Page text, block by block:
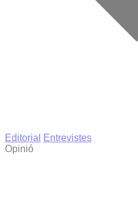
Editorial
Entrevistes
Opinió